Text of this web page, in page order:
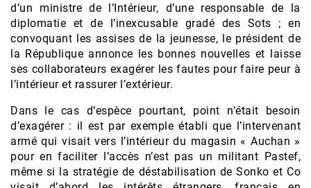
d’un ministre de l’Intérieur, d’une responsable de la
diplomatie et de l’inexcusable gradé des Sots ; en
convoquant les assises de la jeunesse, le président de
la République annonce les bonnes nouvelles et laisse
ses collaborateurs exagérer les fautes pour faire peur à
l’intérieur et rassurer l’extérieur.
Dans le cas d’espèce pourtant, point n’était besoin
d’exagérer : il est par exemple établi que l’intervenant
armé qui visait vers l’intérieur du magasin « Auchan »
pour en faciliter l’accès n’est pas un militant Pastef,
même si la stratégie de déstabilisation de Sonko et Co